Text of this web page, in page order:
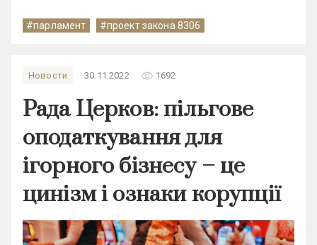
#парламент #проект закона 8306
Новости 30.11.2022 remove_red_eye 1692
Рада Церков: пільгове
оподаткування для
ігорного бізнесу – це
цинізм і ознаки корупції